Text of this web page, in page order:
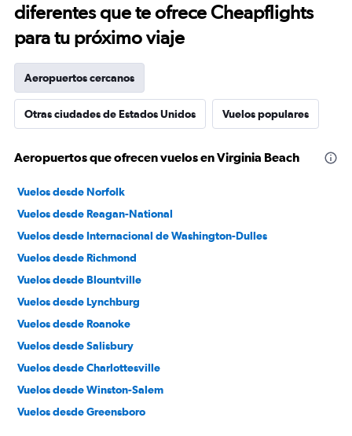
diferentes que te ofrece Cheapflights
para tu próximo viaje
Aeropuertos cercanos
Otras ciudades de Estados Unidos Vuelos populares
Aeropuertos que ofrecen vuelos en Virginia Beach
Vuelos desde Norfolk
Vuelos desde Reagan-National
Vuelos desde Internacional de Washington-Dulles
Vuelos desde Richmond
Vuelos desde Blountville
Vuelos desde Lynchburg
Vuelos desde Roanoke
Vuelos desde Salisbury
Vuelos desde Charlottesville
Vuelos desde Winston-Salem
Vuelos desde Greensboro